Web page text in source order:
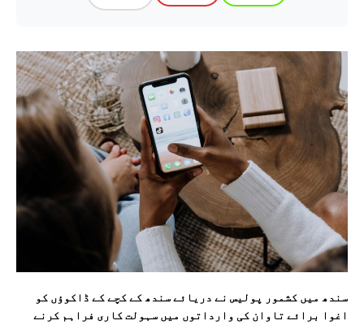
سندھ میں کشمور پولیس نے دریائے سندھ کے کچے کے ڈاکوؤں کو
اغوا برائے تاوان کی وارداتوں میں سہولت کاری فراہم کرنے